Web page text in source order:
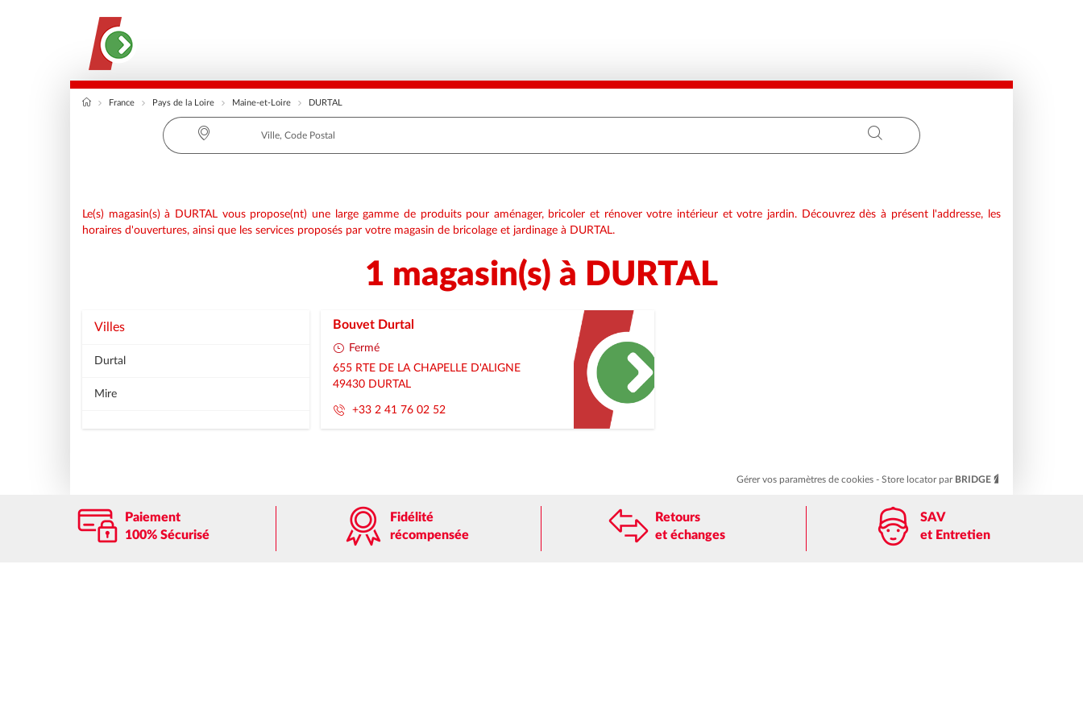
France Pays de la Loire Maine-et-Loire DURTAL
Latitude
Longitude
Le(s) magasin(s) à DURTAL vous propose(nt) une large gamme de produits pour aménager, bricoler et rénover votre intérieur et votre jardin. Découvrez dès à présent l'addresse, les
horaires d'ouvertures, ainsi que les services proposés par votre magasin de bricolage et jardinage à DURTAL.
1 magasin(s) à DURTAL
Villes
Durtal
Mire
Bouvet Durtal
Fermé
655 RTE DE LA CHAPELLE D'ALIGNE
49430 DURTAL
+33 2 41 76 02 52
Gérer vos paramètres de cookies Store locator par BRIDGE
Paiement
100% Sécurisé
Fidélité
récompensée
Retours
et échanges
SAV
et Entretien